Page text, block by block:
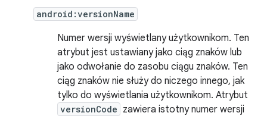
android:versionName
Numer wersji wyświetlany użytkownikom. Ten
atrybut jest ustawiany jako ciąg znaków lub
jako odwołanie do zasobu ciągu znaków. Ten
ciąg znaków nie służy do niczego innego, jak
tylko do wyświetlania użytkownikom. Atrybut
versionCode zawiera istotny numer wersji